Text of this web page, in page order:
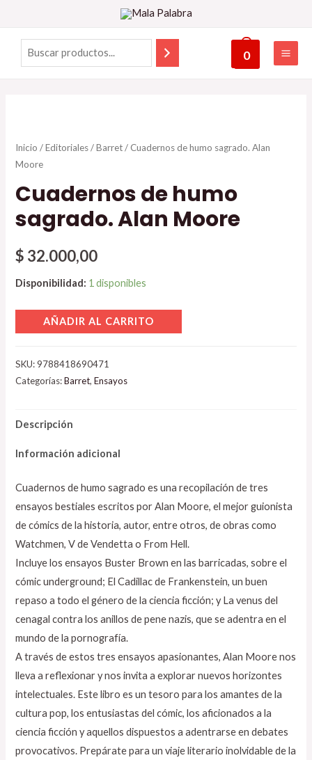
0
Inicio /Editoriales/Barret/ Cuadernos de humo sagrado. Alan
Moore
Cuadernos de humo
sagrado. Alan Moore
$ 32.000,00
Disponibilidad: 1 disponibles
AÑADIR AL CARRITO
SKU:9788418690471
Categorías:Barret,Ensayos
Descripción
Información adicional
Cuadernos de humo sagrado es una recopilación de tres
ensayos bestiales escritos por Alan Moore, el mejor guionista
de cómics de la historia, autor, entre otros, de obras como
Watchmen, V de Vendetta o From Hell.
Incluye los ensayos Buster Brown en las barricadas, sobre el
cómic underground; El Cadillac de Frankenstein, un buen
repaso a todo el género de la ciencia ficción; y La venus del
cenagal contra los anillos de pene nazis, que se adentra en el
mundo de la pornografía.
A través de estos tres ensayos apasionantes, Alan Moore nos
lleva a reflexionar y nos invita a explorar nuevos horizontes
intelectuales. Este libro es un tesoro para los amantes de la
cultura pop, los entusiastas del cómic, los aficionados a la
ciencia ficción y aquellos dispuestos a adentrarse en debates
provocativos. Prepárate para un viaje literario inolvidable de la